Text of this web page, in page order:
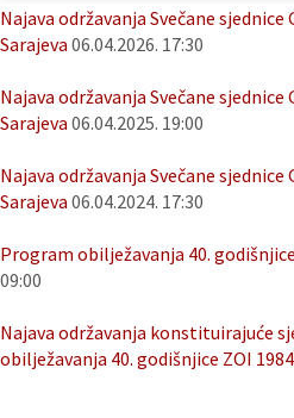
Najava održavanja Svečane sjednice
Sarajeva 06.04.2026. 17:30
Najava održavanja Svečane sjednice
Sarajeva 06.04.2025. 19:00
Najava održavanja Svečane sjednice
Sarajeva 06.04.2024. 17:30
Program obilježavanja 40.
09:00
Najava održavanja konstituirajuće
obilježavanja 40. godišnjice ZOI